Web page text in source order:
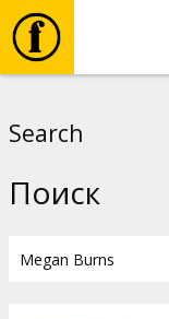
Search
Поиск